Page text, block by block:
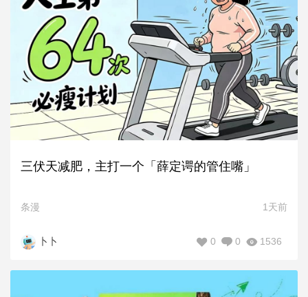
三伏天减肥，主打一个「薛定谔的管住嘴」
条漫 1天前
卜卜 1536
0
0